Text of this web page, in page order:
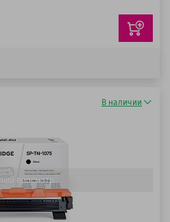
В наличии
просмотр